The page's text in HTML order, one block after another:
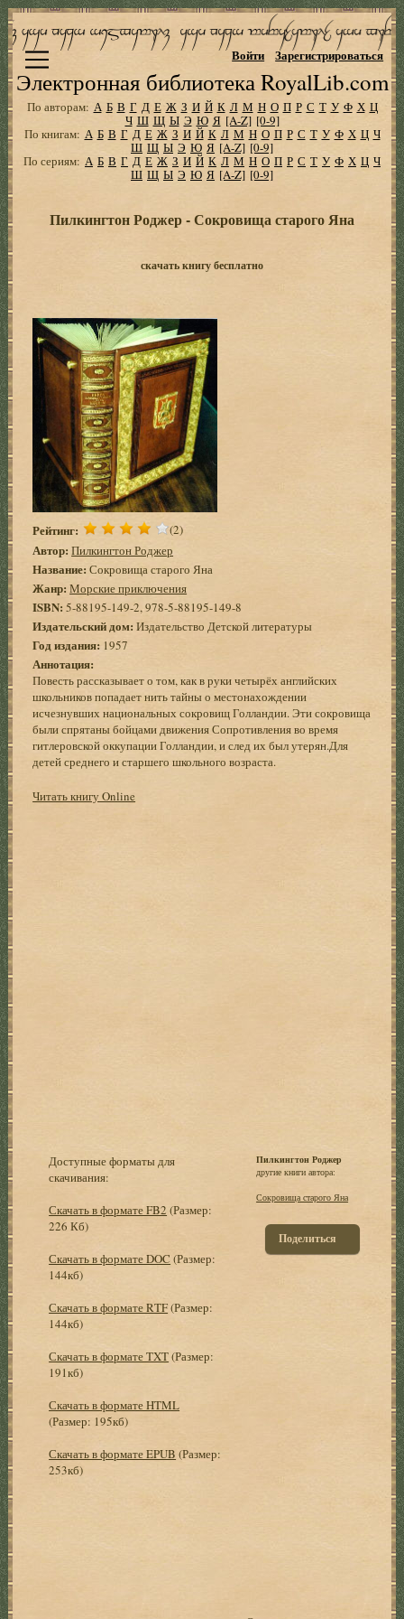
Электронная библиотека RoyalLib.com
Войти Зарегистрироваться
По авторам: А Б В Г Д Е Ж З И Й К Л М Н О П Р С Т У Ф Х Ц
Ч Ш Щ Ы Э Ю Я [A-Z] [0-9]
По книгам: А Б В Г Д Е Ж З И Й К Л М Н О П Р С Т У Ф Х Ц Ч
Ш Щ Ы Э Ю Я [A-Z] [0-9]
По сериям: А Б В Г Д Е Ж З И Й К Л М Н О П Р С Т У Ф Х Ц Ч
Ш Щ Ы Э Ю Я [A-Z] [0-9]
Пилкингтон Роджер - Сокровища старого Яна
скачать книгу бесплатно
Рейтинг: (2)
Автор: Пилкингтон Роджер
Название: Сокровища старого Яна
Жанр: Морские приключения
ISBN: 5-88195-149-2, 978-5-88195-149-8
Издательский дом: Издательство Детской литературы
Год издания: 1957
Аннотация:
Повесть рассказывает о том, как в руки четырёх английских
школьников попадает нить тайны о местонахождении
исчезнувших национальных сокровищ Голландии. Эти сокровища
были спрятаны бойцами движения Сопротивления во время
гитлеровской оккупации Голландии, и след их был утерян.Для
детей среднего и старшего школьного возраста.
Читать книгу Online
Доступные форматы для
скачивания:
Скачать в формате FB2 (Размер:
226 Кб)
Скачать в формате DOC (Размер:
144кб)
Скачать в формате RTF(Размер:
144кб)
Скачать в формате TXT(Размер:
191кб)
Скачать в формате HTML
(Размер: 195кб)
Скачать в формате EPUB (Размер:
253кб)
Пилкингтон Роджер
другие книги автора:
Сокровища старого Яна
Поделиться